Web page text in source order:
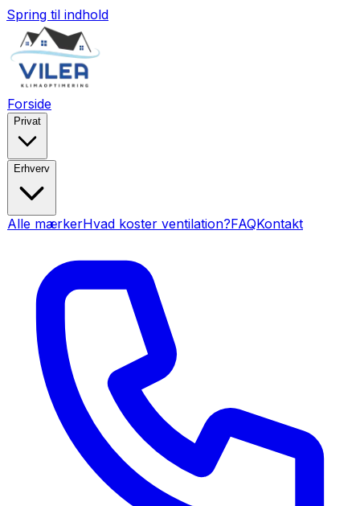
Spring til indhold
Forside
Privat
Erhverv
Alle mærkerHvad koster ventilation?FAQKontakt